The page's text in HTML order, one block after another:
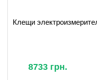
Клещи
8733 грн.